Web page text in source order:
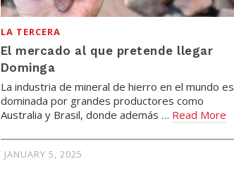
LA TERCERA
El mercado al que pretende llegar
Dominga
La industria de mineral de hierro en el mundo es
dominada por grandes productores como
Australia y Brasil, donde además … Read More
JANUARY 5, 2025